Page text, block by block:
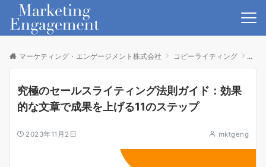
マーケティング・エンゲージメント株式会社 コピーライティング 究極
究極のセールスライティング法則ガイド：効果
的な文章で成果を上げる11のステップ
2023年11月2日 mktgeng